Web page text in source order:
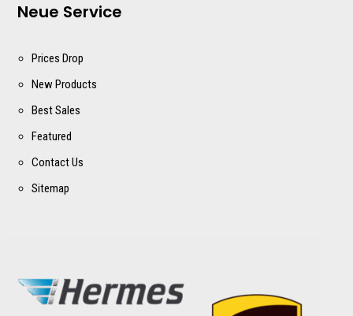
Neue Service
Prices Drop
New Products
Best Sales
Featured
Contact Us
Sitemap